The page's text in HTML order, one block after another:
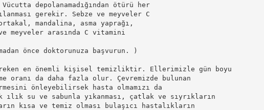
depolanamadığından ötürü her
gerekir. Sebze ve meyveler C
mandalina, asma yaprağı,
meyveler arasında C vitamini
önce doktorunuza başvurun. )
en önemli kişisel temizliktir. Ellerimizle gün boyu
oranı da daha fazla olur. Çevremizde bulunan
önleyebilirsek hasta olmamızı da
su ve sabunla yıkanması, çatlak ve sıyrıkların
kısa ve temiz olması bulaşıcı hastalıkların